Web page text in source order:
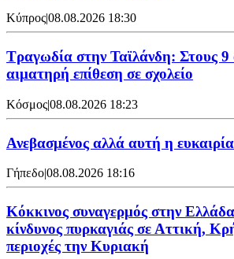
Κύπρος|08.08.2026 18:30
Τραγωδία στην Ταϊλάνδη: Στους 9
αιματηρή επίθεση σε σχολείο
Κόσμος|08.08.2026 18:23
Ανεβασμένος αλλά αυτή η
Γήπεδο|08.08.2026 18:16
Κόκκινος συναγερμός στην
κίνδυνος πυρκαγιάς σε Αττική,
περιοχές την Κυριακή